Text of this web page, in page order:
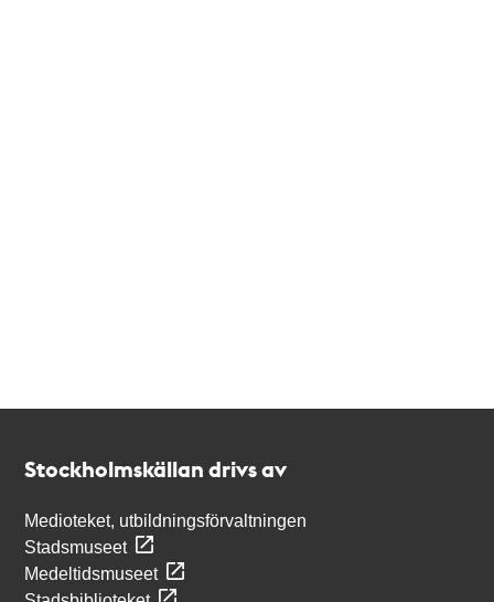
Stockholmskällan drivs av
Medioteket, utbildningsförvaltningen
Stadsmuseet
Medeltidsmuseet